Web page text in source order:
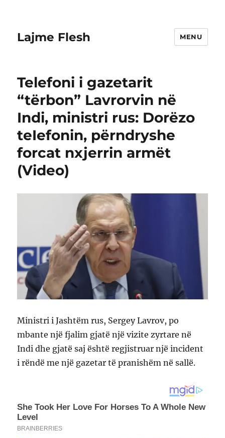
Lajme Flesh MENU
Telefoni i gazetarit
“tërbon” Lavrorvin në
Indi, ministri rus: Dorëzo
teIefonin, përndryshe
forcat nxjerrin armët
(Video)
Ministri i Jashtëm rus, Sergey Lavrov, po
mbante një fjalim gjatë një vizite zyrtare në
Indi dhe gjatë saj është regjistruar një incident
i rëndë me një gazetar të pranishëm në sallë.